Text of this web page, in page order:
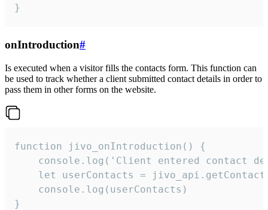
}
onIntroduction#
Is executed when a visitor fills the contacts form. This function can
be used to track whether a client submitted contact details in order to
pass them in other forms on the website.
function jivo_onIntroduction() {
console.log('Client entered contact
let userContacts =
    console.log(userContacts)
}